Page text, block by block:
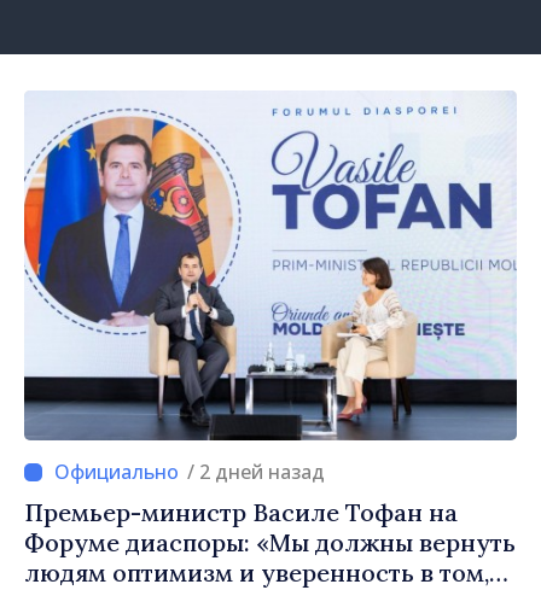
/ 2 дней назад
Премьер-министр Василе Тофан на
Форуме диаспоры: «Мы должны вернуть
людям оптимизм и уверенность в том,